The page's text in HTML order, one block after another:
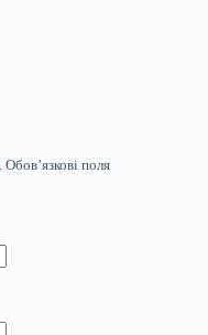
Обов’язкові поля